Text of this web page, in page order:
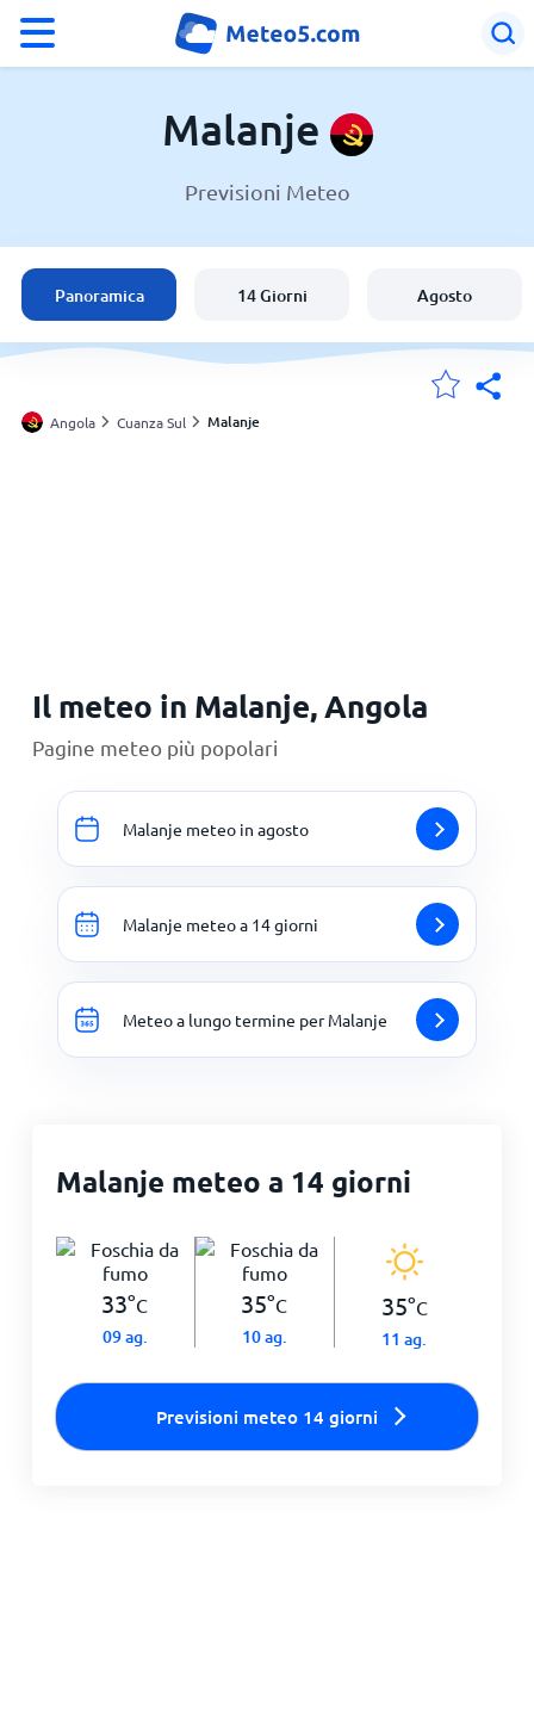
Angola
Italia
Svizzera
Malanje
Previsioni Meteo
Panoramica 14 Giorni Agosto
Angola Cuanza Sul Malanje
Il meteo in Malanje, Angola
Pagine meteo più popolari
Malanje meteo in agosto
Malanje meteo a 14 giorni
Meteo a lungo termine per Malanje
Malanje meteo a 14 giorni
33°C
09 ag.
35°C
10 ag.
35°C
11 ag.
Previsioni meteo 14 giorni